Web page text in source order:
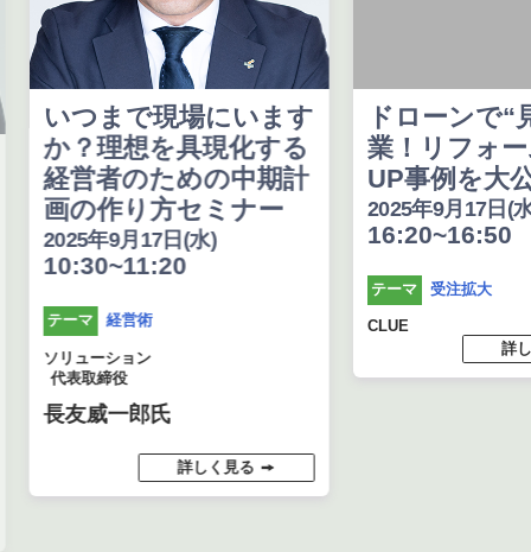
いつまで現場にいます
か？理想を具現化する
経営者のための中期計
画の作り方セミナー
2025年9月17日(水)
10:30~11:20
テーマ 経営術
ソリューション
代表取締役
長友威一郎氏
詳しく見る
ドローンで“
業！リフォ
UP事例を大
2025年9月17日(
16:20~16:50
テーマ 受注拡大
CLUE
詳